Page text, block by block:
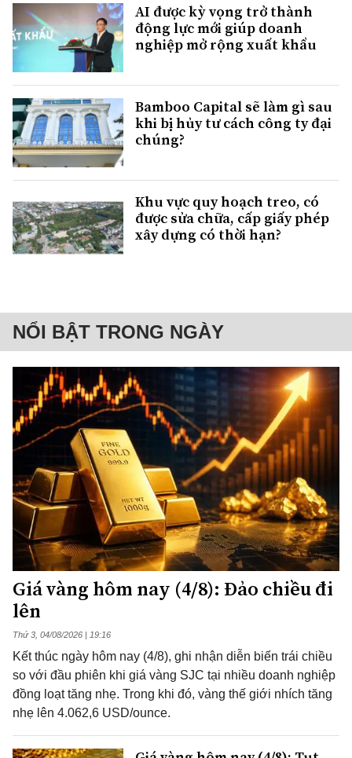
AI được kỳ vọng trở thành
động lực mới giúp doanh
nghiệp mở rộng xuất khẩu
Bamboo Capital sẽ làm gì sau
khi bị hủy tư cách công ty đại
chúng?
Khu vực quy hoạch treo, có
được sửa chữa, cấp giấy phép
xây dựng có thời hạn?
NỔI BẬT TRONG NGÀY
Giá vàng hôm nay (4/8): Đảo chiều đi
lên
Thứ 3, 04/08/2026 | 19:16
Kết thúc ngày hôm nay (4/8), ghi nhận diễn biến trái chiều
so với đầu phiên khi giá vàng SJC tại nhiều doanh nghiệp
đồng loạt tăng nhẹ. Trong khi đó, vàng thế giới nhích tăng
nhẹ lên 4.062,6 USD/ounce.